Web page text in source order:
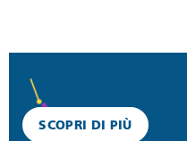
SCOPRI DI PIÙ